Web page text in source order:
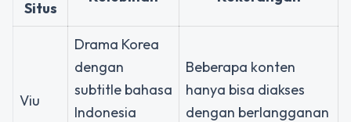
Situs
Viu
Drama Korea
dengan
subtitle bahasa
Indonesia
Beberapa konten
hanya bisa diakses
dengan berlangganan